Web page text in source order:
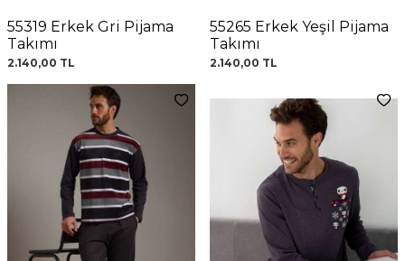
55319 Erkek Gri Pijama
Takımı
2.140,00 TL
55265 Erkek Yeşil Pijama
Takımı
2.140,00 TL